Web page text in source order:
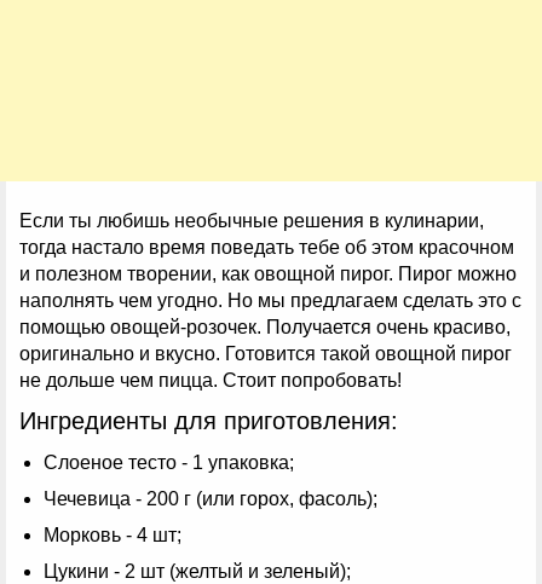
Если ты любишь необычные решения в кулинарии,
тогда настало время поведать тебе об этом красочном
и полезном творении, как овощной пирог. Пирог можно
наполнять чем угодно. Но мы предлагаем сделать это с
помощью овощей-розочек. Получается очень красиво,
оригинально и вкусно. Готовится такой овощной пирог
не дольше чем пицца. Стоит попробовать!
Ингредиенты для приготовления:
Слоеное тесто - 1 упаковка;
Чечевица - 200 г (или горох, фасоль);
Морковь - 4 шт;
Цукини - 2 шт (желтый и зеленый);